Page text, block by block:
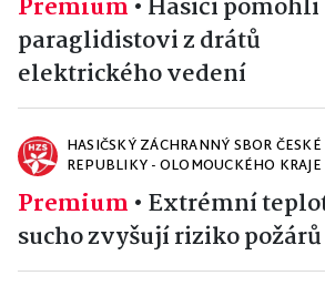
Premium • Hasiči pomohli
paraglidistovi z drátů
elektrického vedení
HASIČSKÝ ZÁCHRANNÝ SBOR ČESKÉ
REPUBLIKY - OLOMOUCKÉHO KRAJE
Premium • Extrémní
sucho zvyšují riziko požárů